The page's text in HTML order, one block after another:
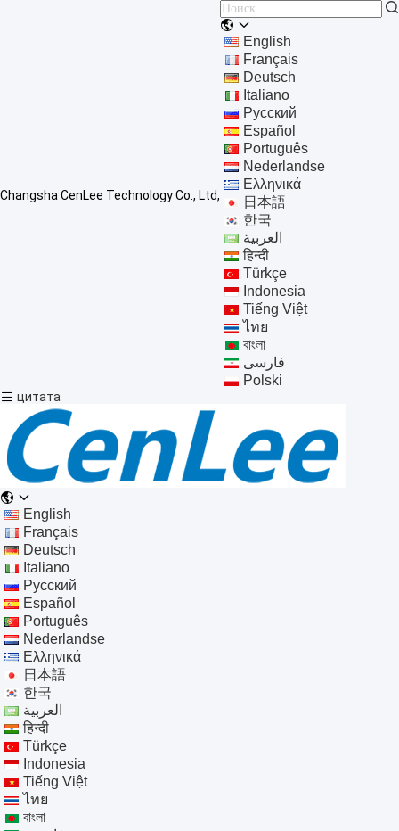
Changsha CenLee Technology Co., Ltd,
English
Français
Deutsch
Italiano
Русский
Español
Português
Nederlandse
Ελληνικά
日本語
한국
العربية
हिन्दी
Türkçe
Indonesia
Tiếng Việt
ไทย
বাংলা
فارسی
Polski
цитата
English
Français
Deutsch
Italiano
Русский
Español
Português
Nederlandse
Ελληνικά
日本語
한국
العربية
हिन्दी
Türkçe
Indonesia
Tiếng Việt
ไทย
বাংলা